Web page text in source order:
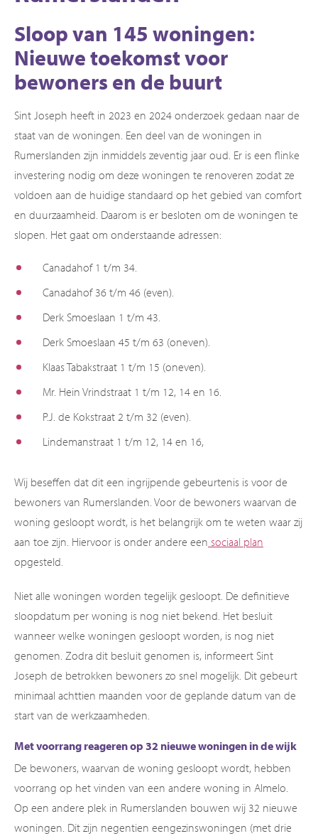
Sloop van 145 woningen:
Nieuwe toekomst voor
bewoners en de buurt
Sint Joseph heeft in 2023 en 2024 onderzoek gedaan naar de
staat van de woningen. Een deel van de woningen in
Rumerslanden zijn inmiddels zeventig jaar oud. Er is een flinke
investering nodig om deze woningen te renoveren zodat ze
voldoen aan de huidige standaard op het gebied van comfort
en duurzaamheid. Daarom is er besloten om de woningen te
slopen. Het gaat om onderstaande adressen:
Canadahof 1 t/m 34.
Canadahof 36 t/m 46 (even).
Derk Smoeslaan 1 t/m 43.
Derk Smoeslaan 45 t/m 63 (oneven).
Klaas Tabakstraat 1 t/m 15 (oneven).
Mr. Hein Vrindstraat 1 t/m 12, 14 en 16.
P.J. de Kokstraat 2 t/m 32 (even).
Lindemanstraat 1 t/m 12, 14 en 16,
Wij beseffen dat dit een ingrijpende gebeurtenis is voor de
bewoners van Rumerslanden. Voor de bewoners waarvan de
woning gesloopt wordt, is het belangrijk om te weten waar zij
aan toe zijn. Hiervoor is onder andere een sociaal plan
opgesteld.
Niet alle woningen worden tegelijk gesloopt. De definitieve
sloopdatum per woning is nog niet bekend. Het besluit
wanneer welke woningen gesloopt worden, is nog niet
genomen. Zodra dit besluit genomen is, informeert Sint
Joseph de betrokken bewoners zo snel mogelijk. Dit gebeurt
minimaal achttien maanden voor de geplande datum van de
start van de werkzaamheden.
Met voorrang reageren op 32 nieuwe woningen in de wijk
De bewoners, waarvan de woning gesloopt wordt, hebben
voorrang op het vinden van een andere woning in Almelo.
Op een andere plek in Rumerslanden bouwen wij 32 nieuwe
woningen. Dit zijn negentien eengezinswoningen (met drie